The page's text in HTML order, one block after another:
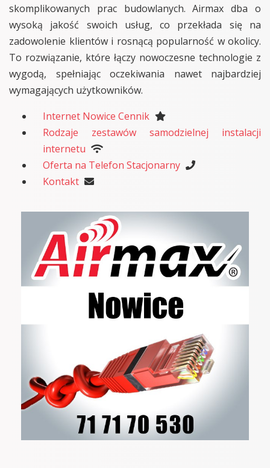
skomplikowanych prac budowlanych. Airmax dba o
wysoką jakość swoich usług, co przekłada się na
zadowolenie klientów i rosnącą popularność w okolicy.
To rozwiązanie, które łączy nowoczesne technologie z
wygodą, spełniając oczekiwania nawet najbardziej
wymagających użytkowników.
Internet Nowice Cennik
Rodzaje zestawów samodzielnej instalacji
internetu
Oferta na Telefon Stacjonarny
Kontakt